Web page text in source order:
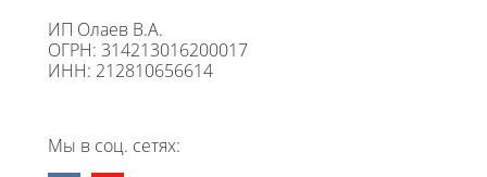
ИП Олаев В.А.
ОГРН: 314213016200017
ИНН: 212810656614
Мы в соц. сетях: